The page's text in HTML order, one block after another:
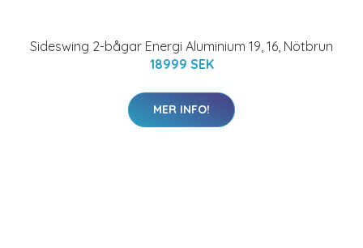
Sideswing 2-bågar Energi Aluminium 19, 16, Nötbrun
18999 SEK
MER INFO!